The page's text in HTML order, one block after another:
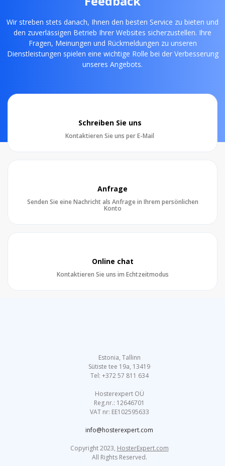
Wir streben stets danach, Ihnen den besten Service zu bieten und
den zuverlässigen Betrieb Ihrer Websites sicherzustellen. Ihre
Fragen, Meinungen und Rückmeldungen zu unseren
Dienstleistungen spielen eine wichtige Rolle bei der Verbesserung
unseres Angebots.
Schreiben Sie uns
Kontaktieren Sie uns per E-Mail
Anfrage
Senden Sie eine Nachricht als Anfrage in Ihrem persönlichen
Konto
Online chat
Kontaktieren Sie uns im Echtzeitmodus
Estonia, Tallinn
Sütiste tee 19a, 13419
Tel: +372 57 811 634
Hosterexpert OÜ
Reg.nr.: 12646701
VAT nr: EE102595633
info@hosterexpert.com
Copyright 2023, HosterExpert.com
All Rights Reserved.